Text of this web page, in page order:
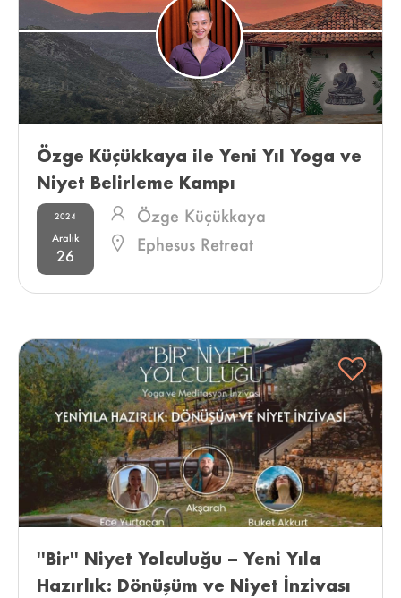
Özge Küçükkaya ile Yeni Yıl Yoga ve
Niyet Belirleme Kampı
2024
Aralık
26
Özge Küçükkaya
Ephesus Retreat
''Bir'' Niyet Yolculuğu – Yeni Yıla
Hazırlık: Dönüşüm ve Niyet İnzivası